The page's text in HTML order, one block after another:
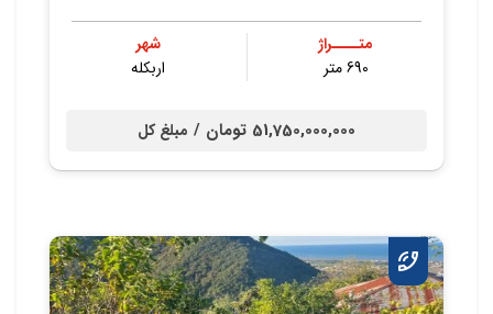
متــــراژ
690 متر
شهر
اربکله
51,750,000,000 تومان / مبلغ کل